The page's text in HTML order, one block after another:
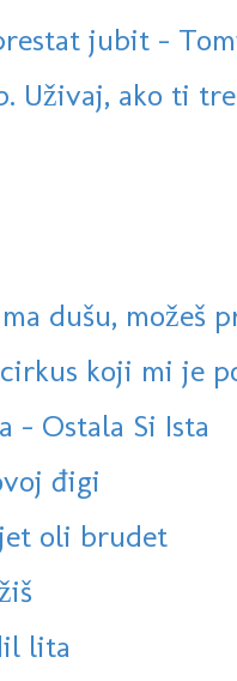
jubit -
Uživaj, ako ti
dušu, možeš
koji mi je
- Ostala Si Ista
đigi
oli brudet
lita